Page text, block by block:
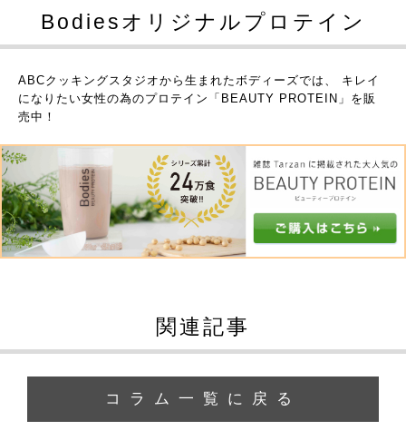
Bodiesオリジナルプロテイン
ABCクッキングスタジオから生まれたボディーズでは、
キレイ
になりたい女性の為のプロテイン「BEAUTY PROTEIN」を販
売中！
関連記事
コラム一覧に戻る